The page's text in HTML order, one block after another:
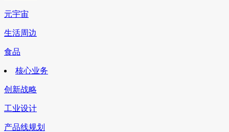
元宇宙
生活周边
食品
核心业务
创新战略
工业设计
产品线规划